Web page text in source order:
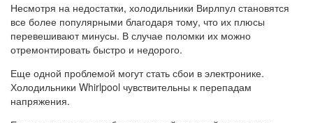
Несмотря на недостатки, холодильники Вирлпул становятся
все более популярными благодаря тому, что их плюсы
перевешивают минусы. В случае поломки их можно
отремонтировать быстро и недорого.
Еще одной проблемой могут стать сбои в электронике.
Холодильники Whirlpool чувствительны к перепадам
напряжения.